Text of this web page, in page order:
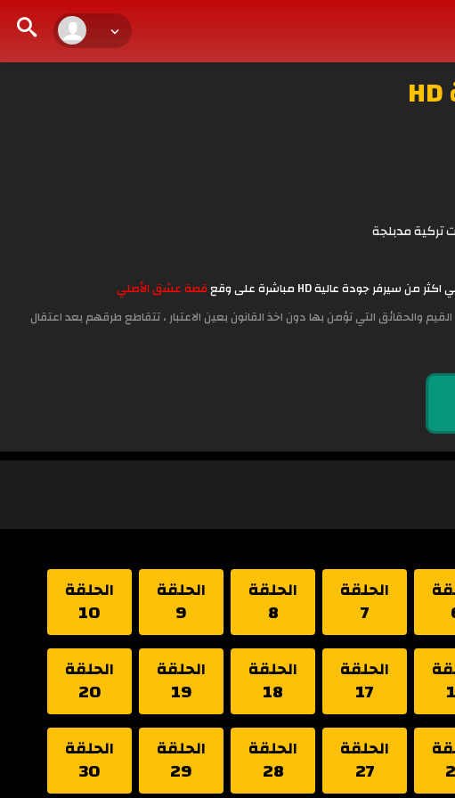
تركية مدبلجة
قصة عشق الأصلي
والحقائق التي تؤمن بها دون اخذ القانون بعين الاعتبار ، تتقاطع طرقهم بعد اعتقال
الحلقة
7
الحلقة
8
الحلقة
9
الحلقة
10
الحلقة
17
الحلقة
18
الحلقة
19
الحلقة
20
الحلقة
27
الحلقة
28
الحلقة
29
الحلقة
30